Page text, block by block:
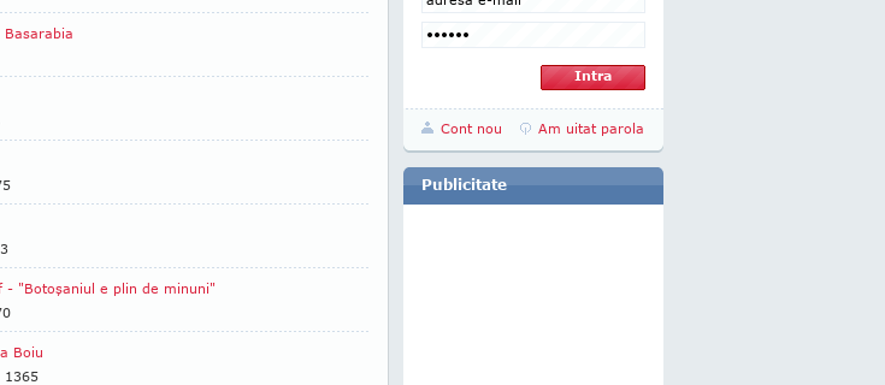
- "Botoşaniul e plin de minuni"
Boiu
1365
Cont nou Am uitat parola
Publicitate